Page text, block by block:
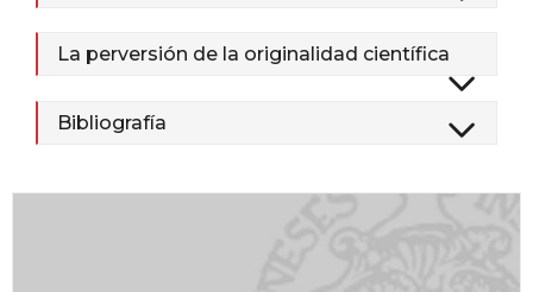
La perversión de la originalidad científica
Bibliografía